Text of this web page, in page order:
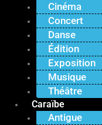
Cinéma
Concert
Danse
Édition
Exposition
Musique
Théâtre
Caraïbe
Antigue